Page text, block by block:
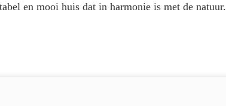
en mooi huis dat in harmonie is met de natuur.